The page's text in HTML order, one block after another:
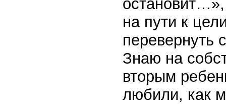
на пути к
перевернуть
Знаю на
вторым
любили, как